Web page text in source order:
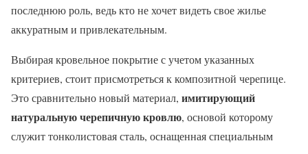
последнюю роль, ведь кто не хочет видеть свое жилье
аккуратным и привлекательным.
Выбирая кровельное покрытие с учетом указанных
критериев, стоит присмотреться к композитной черепице.
Это сравнительно новый материал, имитирующий
натуральную черепичную кровлю, основой которому
служит тонколистовая сталь, оснащенная специальным